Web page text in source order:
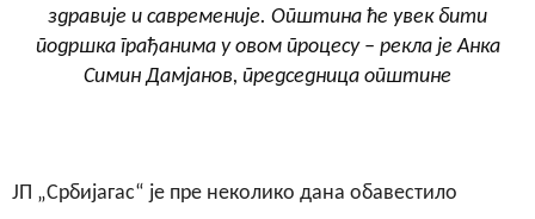
здравије и савременије. Општина ће увек бити
подршка грађанима у овом процесу – рекла је Анка
Симин Дамјанов, председница општине
ЈП „Србијагас“ је пре неколико дана обавестило